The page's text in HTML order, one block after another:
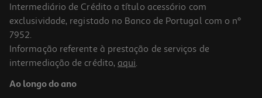
Intermediário de Crédito a título acessório com
exclusividade, registado no Banco de Portugal com o nº
7952.
Informação referente à prestação de serviços de
intermediação de crédito, aqui.
Ao longo do ano